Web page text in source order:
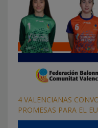
4 VALENCIANAS
PROMESAS PARA EL